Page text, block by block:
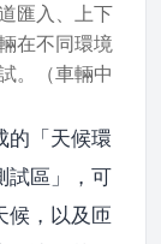
匯入、上下
在不同環境
。（車輛中
的「天候環
試區」，可
候，以及匝